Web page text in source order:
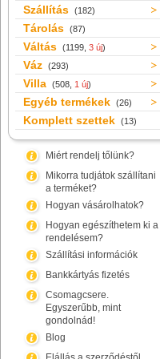
Szállítás (182)
Tárolás (87)
Váltás (1199, 3 új)
Váz (293)
Villa (508, 1 új)
Egyéb termékek (26)
Komplett szettek (13)
Miért rendelj tőlünk?
Mikorra tudjátok szállítani
a terméket?
Hogyan vásárolhatok?
Hogyan egészíthetem ki a
rendelésem?
Szállítási információk
Bankkártyás fizetés
Csomagcsere.
Egyszerűbb, mint
gondolnád!
Blog